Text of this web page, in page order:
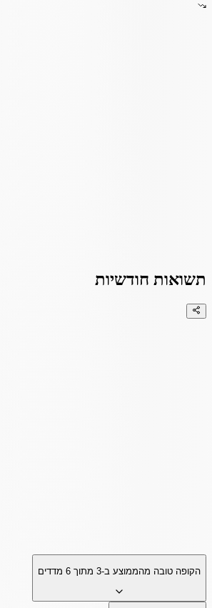
תשואות חודשיות
הקופה טובה מהממוצע ב-3 מתוך 6 מדדים